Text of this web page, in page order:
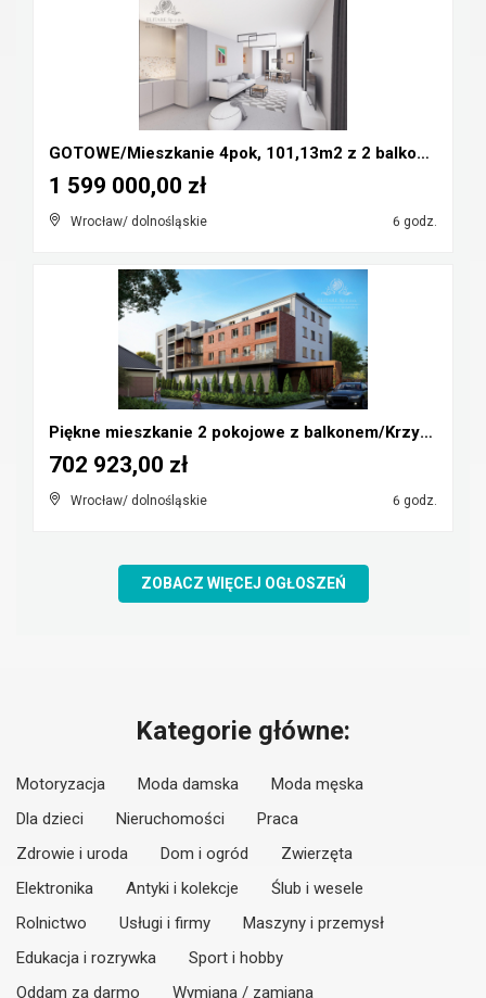
GOTOWE/Mieszkanie 4pok, 101,13m2 z 2 balkonami/Wro...
Wrocław/ dolnośląskie 6 godz.
1 599 000,00 zł
Piękne mieszkanie 2 pokojowe z balkonem/Krzyki, Kl...
Wrocław/ dolnośląskie 6 godz.
702 923,00 zł
ZOBACZ WIĘCEJ OGŁOSZEŃ
Kategorie główne:
Motoryzacja Moda damska
Moda męska
Dla dzieci
Nieruchomości
Praca
Zdrowie i uroda
Dom i ogród
Zwierzęta
Elektronika
Antyki i kolekcje
Ślub i wesele
Rolnictwo
Usługi i firmy
Maszyny i przemysł
Edukacja i rozrywka
Sport i hobby
Oddam za darmo
Wymiana / zamiana